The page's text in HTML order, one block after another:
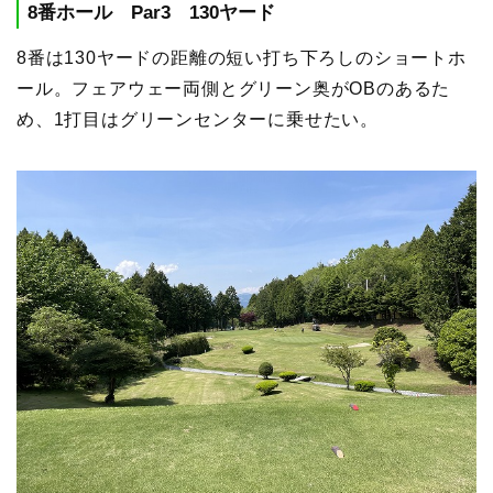
8番ホール Par3 130ヤード
8番は130ヤードの距離の短い打ち下ろしのショートホ
ール。フェアウェー両側とグリーン奥がOBのあるた
め、1打目はグリーンセンターに乗せたい。